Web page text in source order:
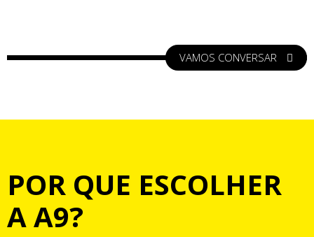
VAMOS CONVERSAR
POR QUE ESCOLHER
A A9?